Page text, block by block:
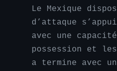
Le Mexique
d’attaque
avec une
possession et
a termine avec